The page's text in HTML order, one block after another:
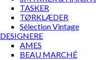
TASKER
TØRKLÆDER
Sélection Vintage
DESIGNERE
AMES
BEAU MARCHÉ